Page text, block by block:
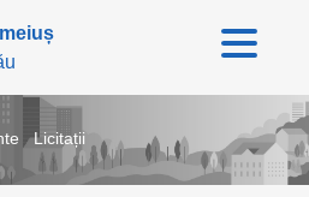
Licitații